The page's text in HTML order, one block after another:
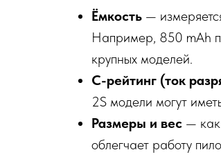
Ёмкость —
Например, 850 mAh
крупных моделей.
C-рейтинг (ток
2S модели могут
Размеры и вес — как
облегчает работу